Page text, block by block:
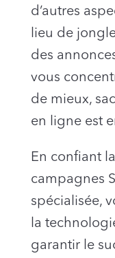
d’autres
lieu de
des
vous
de mieux,
en ligne est
En confiant
campagnes
spécialisée,
la
garantir le